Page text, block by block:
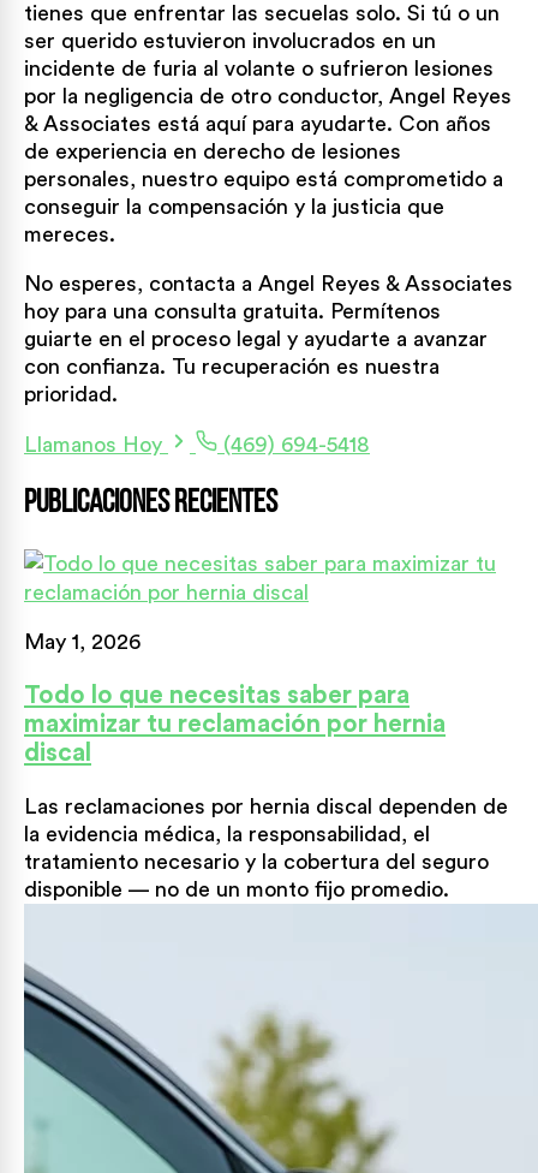
tienes que enfrentar las secuelas solo. Si tú o un
ser querido estuvieron involucrados en un
incidente de furia al volante o sufrieron lesiones
por la negligencia de otro conductor, Angel Reyes
& Associates está aquí para ayudarte. Con años
de experiencia en derecho de lesiones
personales, nuestro equipo está comprometido a
conseguir la compensación y la justicia que
mereces.
No esperes, contacta a Angel Reyes & Associates
hoy para una consulta gratuita. Permítenos
guiarte en el proceso legal y ayudarte a avanzar
con confianza. Tu recuperación es nuestra
prioridad.
Llamanos Hoy (469) 694-5418
Publicaciones recientes
May 1, 2026
Todo lo que necesitas saber para
maximizar tu reclamación por hernia
discal
Las reclamaciones por hernia discal dependen de
la evidencia médica, la responsabilidad, el
tratamiento necesario y la cobertura del seguro
disponible — no de un monto fijo promedio.